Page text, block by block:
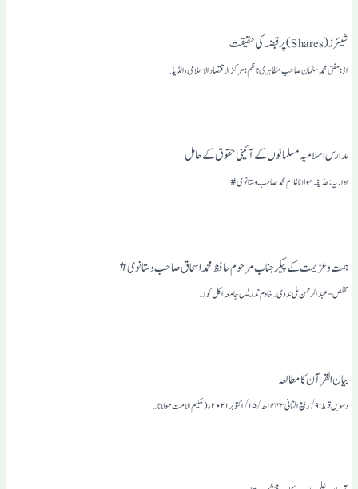
شیئرز( Shares)پر قبضہ کی حقیقت
از: مفتی محمد سلمان صاحب مظاہری ناظم: مرکزالاقتصاد الاسلامی،انڈیا …
مدارس اسلامیہ مسلمانوں کے آئینی حقوق کے حامل
اداریہ: حذیفہ مو لا نا غلام محمد صاحب وستا نوی#…
ہمت و عزیمت کے پیکرجناب مرحوم حافظ محمد اسحاق صاحب وستانوی#
مخلص- عبدالرحمن ملی ندوی۔ خادم تدریس جامعہ اکل کوا …
بیان القرآن کا مطالعہ
دسویں قسط: ۹/ربیع الثانی ۱۴۴۳ھ/۱۵/اکتوبر۲۰۲۱ء (حکیم الا مت مولانا…